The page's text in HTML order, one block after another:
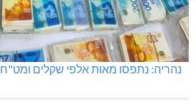
נהריה: נתפסו מאות אלפי שקלים ומט"ח